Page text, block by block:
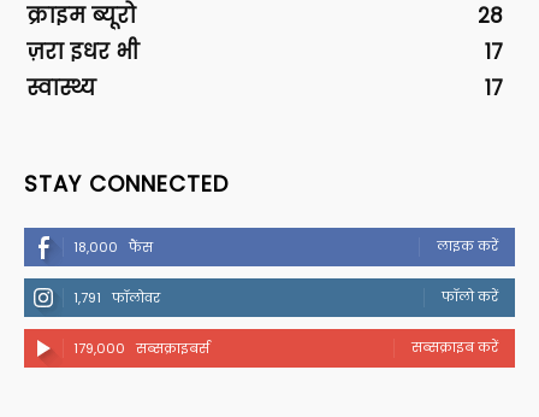
क्राइम ब्यूरो
28
ज़रा इधर भी
17
स्वास्थ्य
17
STAY CONNECTED
18,000 फैंस लाइक करें
1,791 फॉलोवर फॉलो करें
179,000 सब्सक्राइबर्स सब्सक्राइब करें